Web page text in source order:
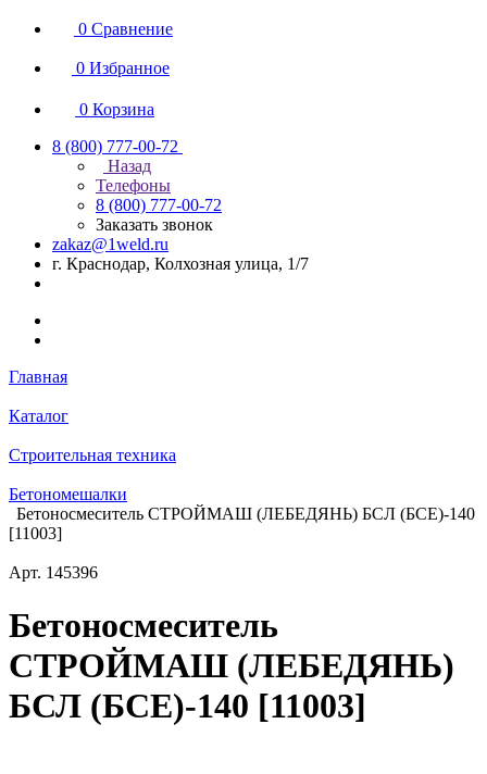
0 Сравнение
0 Избранное
0 Корзина
8 (800) 777-00-72
Назад
Телефоны
8 (800) 777-00-72
Заказать звонок
zakaz@1weld.ru
г. Краснодар, Колхозная улица, 1/7
Главная
Каталог
Строительная техника
Бетономешалки
Бетоносмеситель СТРОЙМАШ (ЛЕБЕДЯНЬ) БСЛ (БСЕ)-140
[11003]
Арт. 145396
Бетоносмеситель
СТРОЙМАШ (ЛЕБЕДЯНЬ)
БСЛ (БСЕ)-140 [11003]